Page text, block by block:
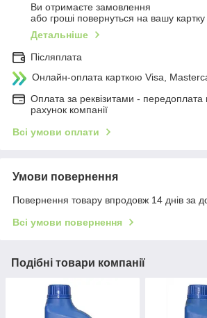
Ви отримаєте замовлення
або гроші повернуться на вашу картку
Детальніше
Післяплата
Онлайн-оплата карткою Visa,
Оплата за реквізитами - передоплата
рахунок компанії
Всі умови оплати
Умови повернення
Повернення товару впродовж 14 днів за
Всі умови повернення
Подібні товари компанії